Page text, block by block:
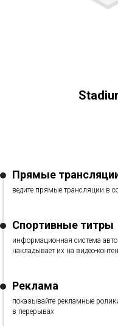
Прямые
ведите прямые трансляции в
Спортивные титры
информационная система
накладывает их на видео-
Реклама
показывайте рекламные
в перерывах